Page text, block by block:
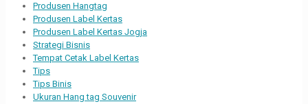
Produsen Hangtag
Produsen Label Kertas
Produsen Label Kertas Jogja
Strategi Bisnis
Tempat Cetak Label Kertas
Tips
Tips Binis
Ukuran Hang tag Souvenir